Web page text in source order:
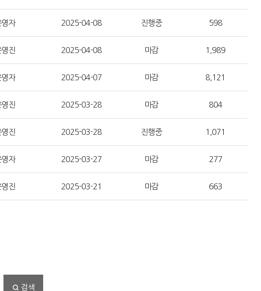
영자 2025-04-08 진행중 598
영진 2025-04-08 마감 1,989
영자 2025-04-07 마감 8,121
영진 2025-03-28 마감 804
영진 2025-03-28 진행중 1,071
영자 2025-03-27 마감 277
영진 2025-03-21 마감 663
검색